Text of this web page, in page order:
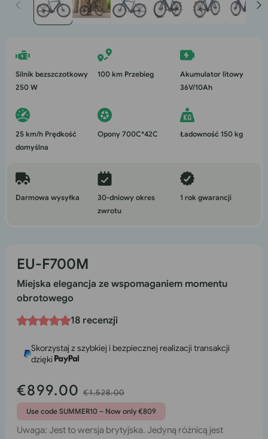
modalnym
Silnik bezszczotkowy
250 W
100 km Przebieg
Akumulator litowy
36V/10Ah
25 km/h Prędkość
domyślna
Opony 700C*42C Ładowność 150 kg
Darmowa wysyłka
30-dniowy okres
zwrotu
1 rok gwarancji
EU-F700M
Miejska elegancja ze wspomaganiem momentu
obrotowego
18 recenzji
Skorzystaj z szybkiej i bezpiecznej realizacji transakcji
dzięki
Cena
sprzedaży
€899.00 Cena
regularna
€1,528.00
Use code SUMMER10 – Now only €809
Uwaga: Jest to wersja brytyjska. Jedyną różnicą jest